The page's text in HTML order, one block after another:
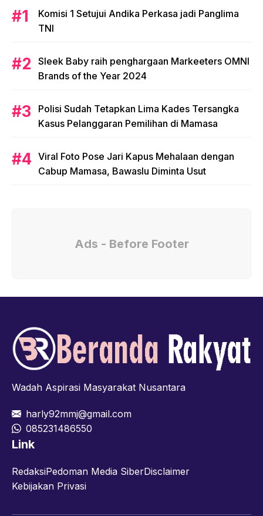
Komisi 1 Setujui Andika Perkasa jadi Panglima
TNI
Sleek Baby raih penghargaan Markeeters OMNI
Brands of the Year 2024
Polisi Sudah Tetapkan Lima Kades Tersangka
Kasus Pelanggaran Pemilihan di Mamasa
Viral Foto Pose Jari Kapus Mehalaan dengan
Cabup Mamasa, Bawaslu Diminta Usut
Ads - Before Footer
Wadah Aspirasi Masyarakat Nusantara
harly92mmj@gmail.com
085231486550
Link
RedaksiPedoman Media SiberDisclaimer
Kebijakan Privasi